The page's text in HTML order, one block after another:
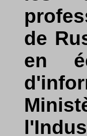
de
en